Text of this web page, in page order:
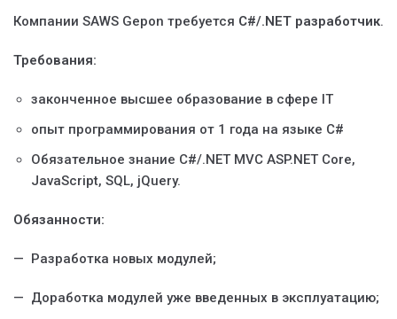
Компании SAWS Gepon требуется C#/.NET разработчик.
Требования:
законченное высшее образование в сфере IT
опыт программирования от 1 года на языке С#
Обязательное знание C#/.NET MVC ASP.NET Core,
JavaScript, SQL, jQuery.
Обязанности:
— Разработка новых модулей;
— Доработка модулей уже введенных в эксплуатацию;